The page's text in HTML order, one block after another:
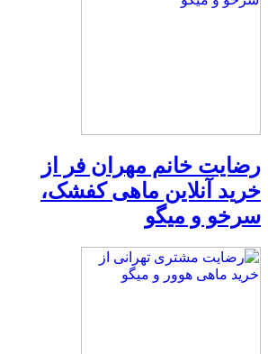
رضایت خانم مهران فر از
خرید آنلاین ماهی کفشک،
سرخو و میگو